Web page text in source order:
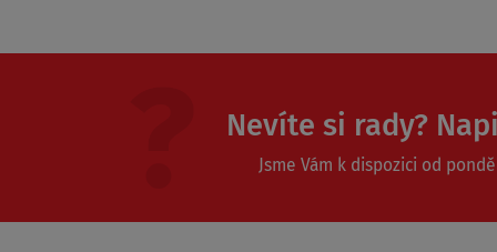
Nevíte si rady?
Jsme Vám k dispozici od